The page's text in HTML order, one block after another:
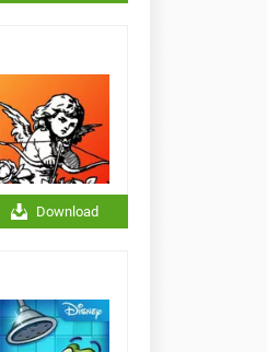
Download